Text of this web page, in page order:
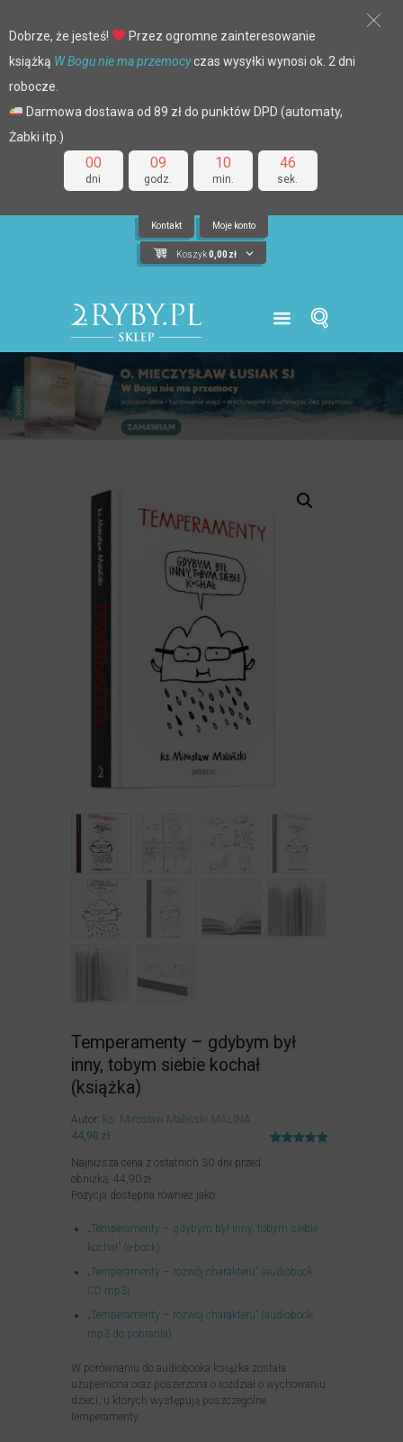
00
dni
09
godz.
10
min.
45
sek.
Dobrze, że jesteś!
Przez ogromne zainteresowanie
książką W Bogu nie ma przemocyczas wysyłki wynosi ok. 2 dni
robocze.
Darmowa dostawa od 89 zł do punktów DPD (automaty,
Żabki itp.)
Kontakt Moje konto
Koszyk 0,00 zł
Temperamenty – gdybym był
inny, tobym siebie kochał
(książka)
Autor: ks. Mirosław Maliński MALINA
44,90 zł
Najniższa cena z ostatnich 30 dni przed
obniżką: 44,90 zł
Pozycja dostępna również jako:
„Temperamenty – gdybym był inny, tobym siebie
kochał” (e-book)
„Temperamenty – rozwój charakteru” (audiobook
CD mp3)
„Temperamenty – rozwój charakteru” (audiobook
mp3 do pobrania)
W porównaniu do audiobooka książka została
uzupełniona oraz poszerzona o rozdział o wychowaniu
dzieci, u których występują poszczególne
temperamenty.